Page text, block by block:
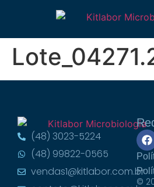
(48) 3023-5224
(48) 99822-0565
vendas1@kitlabor.com.br
©